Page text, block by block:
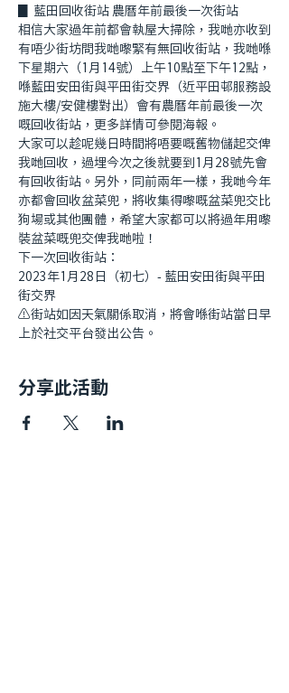
▊ 藍田回收街站 農曆年前最後一次街站
相信大家過年前都會執屋大掃除，我哋亦收到
有唔少街坊問我哋嚟緊有無回收街站，我哋喺
下星期六（1月14號）上午10點至下午12點，
喺藍田安田街與平田街交界（近平田邨服務設
施大樓/安健樓對出）會有農曆年前最後一次
嘅回收街站，更多詳情可參閱海報。
大家可以趁呢幾日時間將唔要嘅舊物儲起交俾
我哋回收，過埋今次之後就要到1月28號先會
有回收街站。另外，同前兩年一樣，我哋今年
亦都會回收盆菜兜，將收集得嚟嘅盆菜兜交比
狗場或其他團體，希望大家都可以將過年用嚟
裝盆菜嘅兜交俾我哋啦！
下一次回收街站：
2023年1月28日（初七）- 藍田安田街與平田
街交界
⚠️街站如因天氣關係取消，將會喺街站當日早
上於社交平台發出公告。
分享此活動